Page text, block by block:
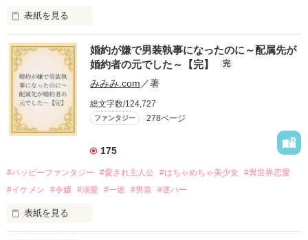
表紙を見る
かつては英雄と呼ばれた父は事業で失敗ばかり。
そのせいで極貧生活を送るオリヴィア・ディルムーンは、母が
倒れたことをきっかけに娼婦になり稼ごうと屋敷を飛び出し
た。
娼館（たぶん）の店主は札束でビンタしてくる謎の男。
金と引き換えに雇われたと思いきや……契約結婚だった！？
裏社会を牛耳るロベールは仮面をつけており、謎が多いが幸せ
な結婚生活を満喫中。
そこでロベールを慕うアリスに一方的に敵視され、嫌がらせを
勘違いから始まる初夜騒動に危険ばかりの血まみれ新婚生活。
婚約が嫌で男装執事になったのに～配属先が
婚約者の元でした～【完】
完
みみみ.com ／著
総文字数/124,727
ファンタジー 278ページ
175
#ハッピーファンタジー #愛され主人公 #はちゃめちゃ美少女 #異世界恋愛
#イケメン
#令嬢 #溺愛 #一途 #男装 #逆ハー
表紙を見る